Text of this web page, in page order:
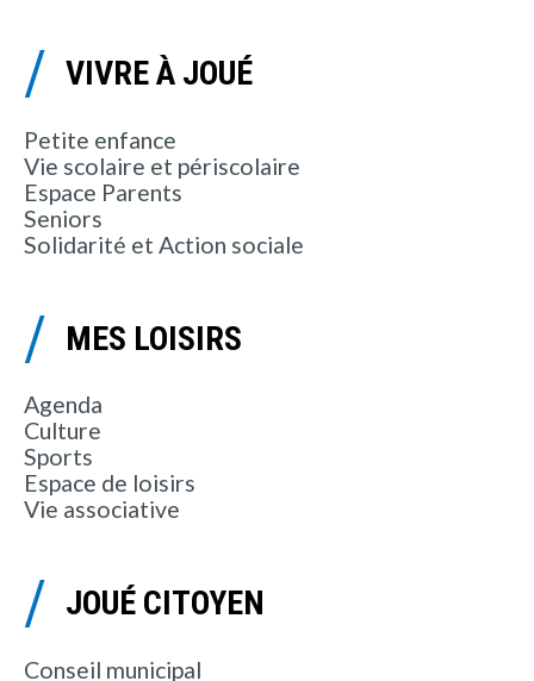
VIVRE À JOUÉ
Petite enfance
Vie scolaire et périscolaire
Espace Parents
Seniors
Solidarité et Action sociale
MES LOISIRS
Agenda
Culture
Sports
Espace de loisirs
Vie associative
JOUÉ CITOYEN
Conseil municipal